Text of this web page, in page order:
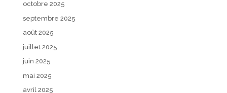
octobre 2025
septembre 2025
août 2025
juillet 2025
juin 2025
mai 2025
avril 2025